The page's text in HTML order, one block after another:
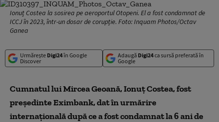
Ionuț Costea la sosirea pe aeroportul Otopeni. El a fost condamnat de
ICCJ în 2023, într-un dosar de corupție. Foto: Inquam Photos/Octav
Ganea
Urmărește Digi24în Google
Discover
Adaugă Digi24ca sursă preferată în
Google
Cumnatul lui Mircea Geoană, Ionuţ Costea, fost
preşedinte Eximbank, dat în urmărire
internaţională după ce a fost condamnat la 6 ani de